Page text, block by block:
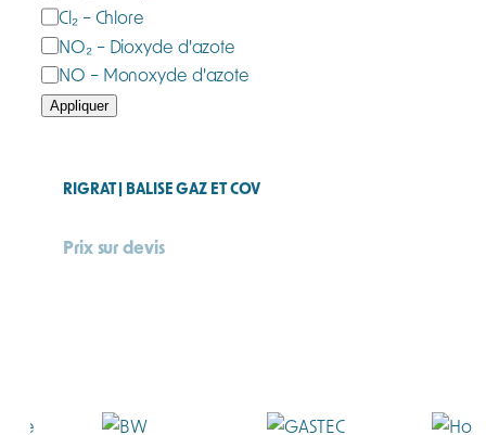
Cl₂ – Chlore
NO₂ – Dioxyde d'azote
NO – Monoxyde d'azote
Appliquer
RIGRAT | BALISE GAZ ET COV
Prix sur devis